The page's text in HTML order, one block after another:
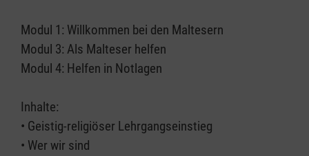
Modul 1: Willkommen bei den Maltesern
Modul 3: Als Malteser helfen
Modul 4: Helfen in Notlagen
Inhalte:
• Geistig-religiöser Lehrgangseinstieg
• Wer wir sind